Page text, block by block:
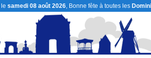
samedi 08 août 2026, Bonne fête à toutes les